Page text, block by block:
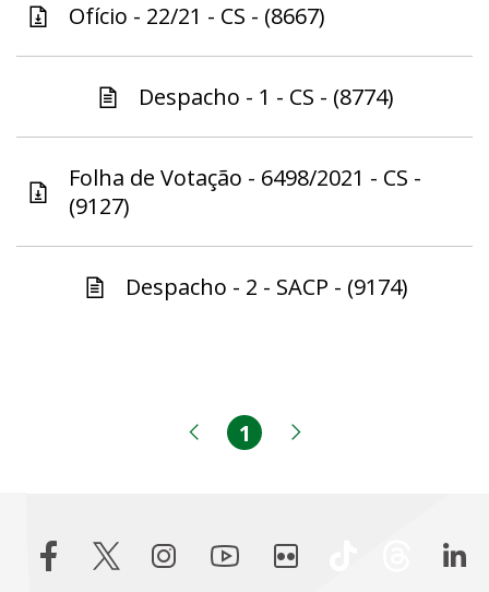
Ofício - 22/21 - CS - (8667)
Despacho - 1 - CS - (8774)
Folha de Votação - 6498/2021 - CS -
(9127)
Despacho - 2 - SACP - (9174)
Página anterior
Página
1